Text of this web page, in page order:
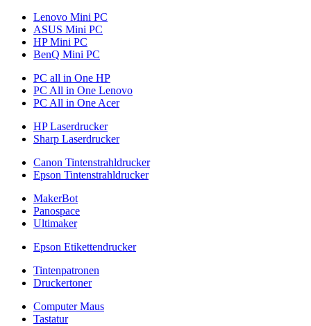
Lenovo Mini PC
ASUS Mini PC
HP Mini PC
BenQ Mini PC
PC all in One HP
PC All in One Lenovo
PC All in One Acer
HP Laserdrucker
Sharp Laserdrucker
Canon Tintenstrahldrucker
Epson Tintenstrahldrucker
MakerBot
Panospace
Ultimaker
Epson Etikettendrucker
Tintenpatronen
Druckertoner
Computer Maus
Tastatur